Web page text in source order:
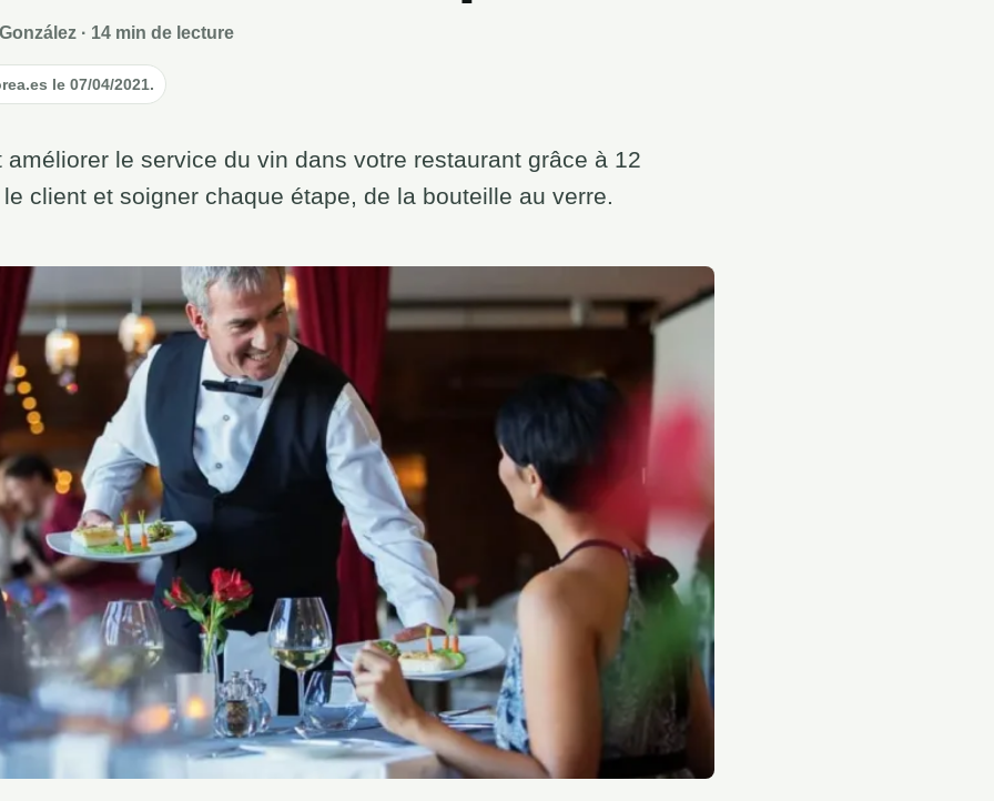
· 14 min de lecture
le 07/04/2021.
le service du vin dans votre restaurant grâce à 12
client et soigner chaque étape, de la bouteille au verre.